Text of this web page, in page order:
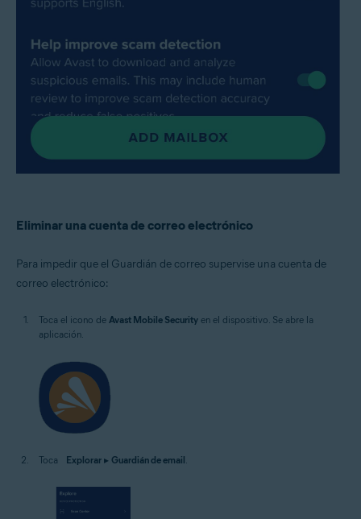
Eliminar una cuenta de correo electrónico
Para impedir que el Guardián de correo supervise una cuenta de
correo electrónico:
Toca el icono de Avast Mobile Security en el dispositivo. Se abre la
aplicación.
Toca Explorar ▸ Guardián de email